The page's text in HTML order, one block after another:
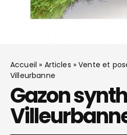
Accueil » Articles »Vente et
Villeurbanne
Gazon